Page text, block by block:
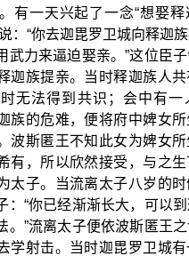
有一天兴起了一念“想娶释
：“你去迦毘罗卫城向释迦
武力来逼迫娶亲。”这位臣
迦族提亲。当时释迦族人
无法得到共识；会中有一
族的危难，便将府中婢女
波斯匿王不知此女为婢女
有，所以欣然接受，与之
太子。当流离太子八岁的
：“你已经渐渐长大，可以
。”流离太子便依波斯匿王
学射击。当时迦毘罗卫城